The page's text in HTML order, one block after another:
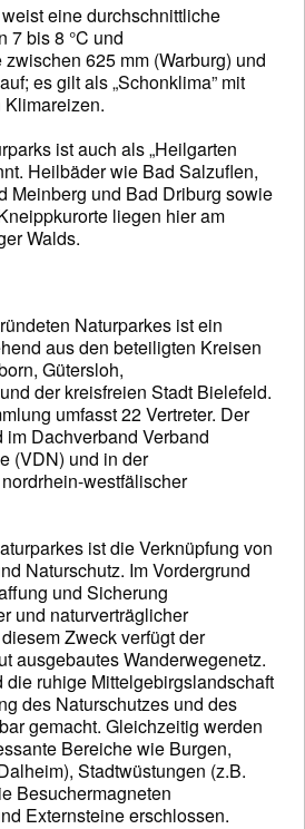
eine durchschnittliche
7 bis 8 °C und
625 mm (Warburg) und
es gilt als „Schonklima” mit
ist auch als „Heilgarten
Heilbäder wie Bad Salzuflen,
Meinberg und Bad Driburg sowie
liegen hier am
Walds.
Naturparkes ist ein
aus den beteiligten Kreisen
Gütersloh,
der kreisfreien Stadt Bielefeld.
umfasst 22 Vertreter. Der
Dachverband Verband
(VDN) und in der
westfälischer
ist die Verknüpfung von
Naturschutz. Im Vordergrund
und Sicherung
und naturverträglicher
Zweck verfügt der
ausgebautes Wanderwegenetz.
ruhige Mittelgebirgslandschaft
des Naturschutzes und des
gemacht. Gleichzeitig werden
Bereiche wie Burgen,
Stadtwüstungen (z.B.
Besuchermagneten
Externsteine erschlossen.